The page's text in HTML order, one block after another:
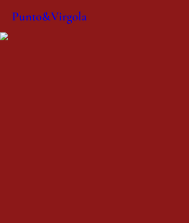
Punto&Virgola